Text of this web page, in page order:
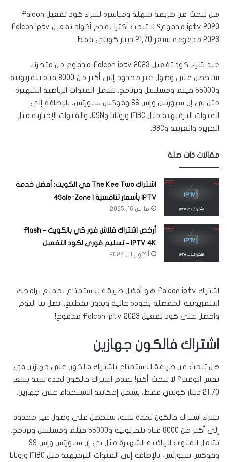
هل تبحث عن طريقة سهلة ومباشرة لشراء كود تفعيل Falcon
iptv 2023 مدفوع؟ لا تبحث أكثر! نقدم أكواد تفعيل Falcon iptv
2023 مدفوعة بسعر 21,70 دينار كويتي فقط.
عند شراء كود تفعيل Falcon iptv 2023 مدفوع من متجرنا،
ستحصل على وصول غير محدود إلى أكثر من 8000 قناة تلفزيونية
و55000 فيلم ومسلسل وبرنامج. تشمل القنوات الرياضية الشهيرة
مثل بي إن سبورتس وإس SS وفوكس سبورتس، بالإضافة إلى
القنوات الترفيهية مثل MBC وروتانا وOSN، والقنوات الإخبارية مثل
الجزيرة والعربية وBBC.
مقالات ذات صلة
اشتراك The Kee Two في الكويت: أفضل خدمة
IPTV بأسعار تنافسية | 4Sale-Zone
مارس 16, 2025
أرخص اشتراك فلاش فور كي بالكويت – Flash
IPTV 4K – تسليم فوري لكود التفعيل
أكتوبر 11, 2024
اشتراك Falcon iptv هو أفضل طريقة للاستمتاع بجميع برامجك
التلفزيونية المفضلة بجودة عالية وبدون تقطيع. اتصل بنا اليوم
واحصل على كود تفعيل Falcon iptv 2023 مدفوع!
اشتراك فالكون جهازين
هل تبحث عن طريقة للاستمتاع باشتراك فالكون على جهازين في
نفس الوقت؟ لا تبحث أكثر! نقدم اشتراك فالكون لمدة سنة بسعر
21,70 دينار كويتي فقط، يشمل إمكانية الاستخدام على جهازين.
بشراء اشتراك فالكون لمدة سنة، ستحصل على وصول غير محدود
إلى أكثر من 8000 قناة تلفزيونية و55000 فيلم ومسلسل وبرنامج.
تشمل القنوات الرياضية الشهيرة مثل بي إن سبورتس وإس SS
وفوكس سبورتس، بالإضافة إلى القنوات الترفيهية مثل MBC وروتانا